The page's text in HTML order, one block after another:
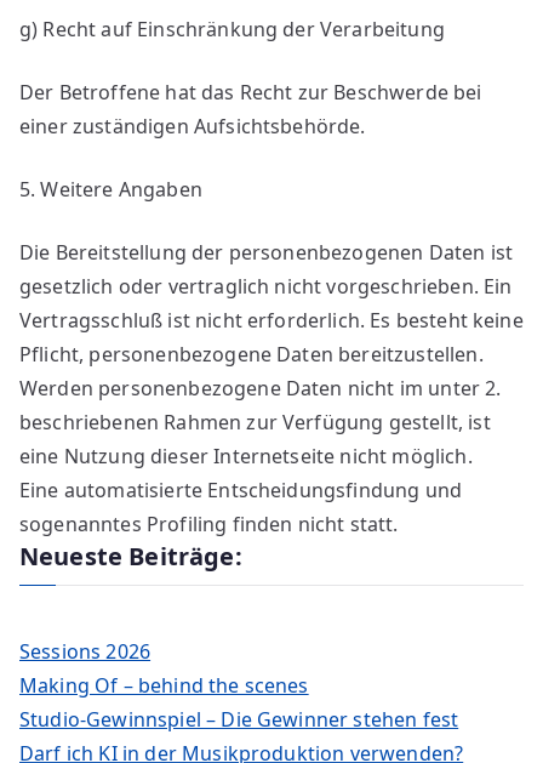
g) Recht auf Einschränkung der Verarbeitung
Der Betroffene hat das Recht zur Beschwerde bei
einer zuständigen Aufsichtsbehörde.
5. Weitere Angaben
Die Bereitstellung der personenbezogenen Daten ist
gesetzlich oder vertraglich nicht vorgeschrieben. Ein
Vertragsschluß ist nicht erforderlich. Es besteht keine
Pflicht, personenbezogene Daten bereitzustellen.
Werden personenbezogene Daten nicht im unter 2.
beschriebenen Rahmen zur Verfügung gestellt, ist
eine Nutzung dieser Internetseite nicht möglich.
Eine automatisierte Entscheidungsfindung und
sogenanntes Profiling finden nicht statt.
Neueste Beiträge:
Sessions 2026
Making Of – behind the scenes
Studio-Gewinnspiel – Die Gewinner stehen fest
Darf ich KI in der Musikproduktion verwenden?